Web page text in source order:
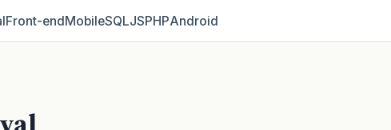
Front‑endMobileSQLJSPHPAndroid